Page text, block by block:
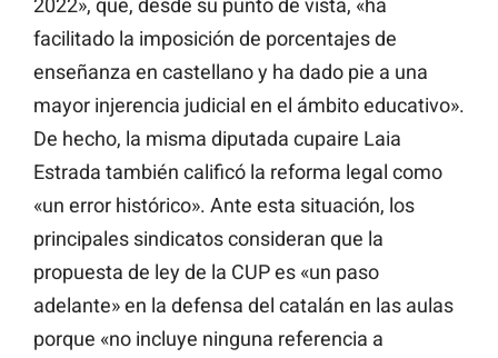
2022», que, desde su punto de vista, «ha
facilitado la imposición de porcentajes de
enseñanza en castellano y ha dado pie a una
mayor injerencia judicial en el ámbito educativo».
De hecho, la misma diputada cupaire Laia
Estrada también calificó la reforma legal como
«un error histórico». Ante esta situación, los
principales sindicatos consideran que la
propuesta de ley de la CUP es «un paso
adelante» en la defensa del catalán en las aulas
porque «no incluye ninguna referencia a